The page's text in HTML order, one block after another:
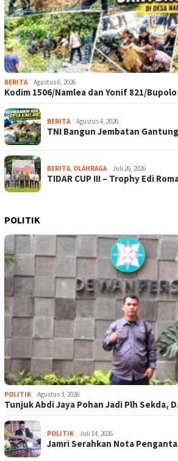
BERITA Agustus 6, 2026
Kodim 1506/Namlea dan Yonif 821/
BERITA Agustus 4, 2026
TNI Bangun Jembatan
BERITA, OLAHRAGA Juli 26, 2026
TIDAR CUP III – Trophy Edi
POLITIK
POLITIK Agustus 3, 2026
Tunjuk Abdi Jaya Pohan Jadi Plh Sekda,
POLITIK Juli 14, 2026
Jamri Serahkan Nota